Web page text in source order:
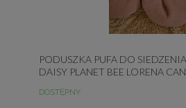
PODUSZKA PUFA DO
DAISY PLANET BEE LORENA
DOSTĘPNY